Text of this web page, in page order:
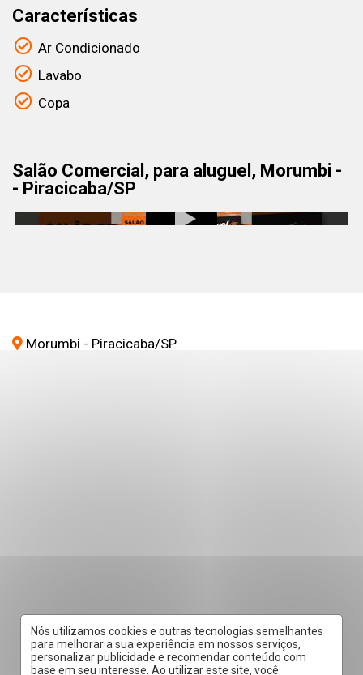
Nós utilizamos cookies e outras tecnologias semelhantes
para melhorar a sua experiência em nossos serviços,
personalizar publicidade e recomendar conteúdo com
base em seu interesse. Ao utilizar este site, você
Características
Ar Condicionado
Lavabo
Copa
Salão Comercial, para aluguel, Morumbi -
- Piracicaba/SP
Morumbi - Piracicaba/SP